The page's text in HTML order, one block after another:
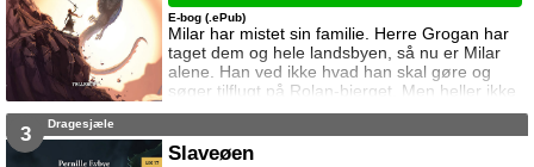
Milar har mistet sin familie. Herre Grogan har
taget dem og hele landsbyen, så nu er Milar
alene. Han ved ikke hvad han skal gøre og
søger tilflugt på Rolan-bjerget. Men heller ikke
der er han i sikkerhed. Dronningens mænd
bjerget. Kan Milar beskytte den?
E-bog (.ePub)
3 Dragesjæle
Slaveøen